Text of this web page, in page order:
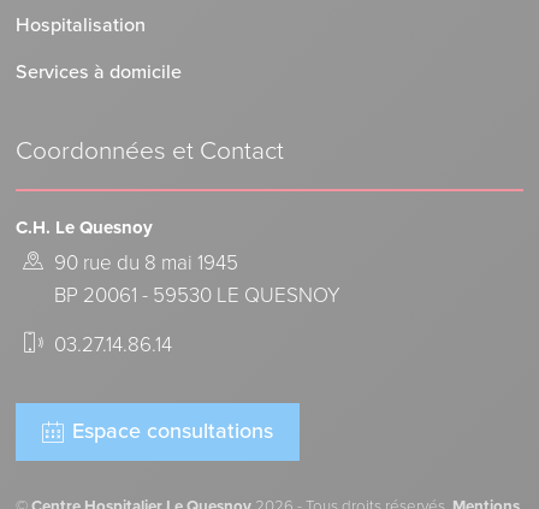
Hospitalisation
Services à domicile
Coordonnées et Contact
C.H. Le Quesnoy
90 rue du 8 mai 1945
BP 20061 - 59530 LE QUESNOY
03.27.14.86.14
Espace consultations